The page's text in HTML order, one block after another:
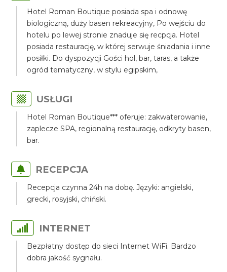
Hotel Roman Boutique posiada spa i odnowę
biologiczną, duży basen rekreacyjny, Po wejściu do
hotelu po lewej stronie znaduje się recpcja. Hotel
posiada restaurację, w której serwuje śniadania i inne
posiłki. Do dyspozycji Gości hol, bar, taras, a także
ogród tematyczny, w stylu egipskim,
USŁUGI
Hotel Roman Boutique*** oferuje: zakwaterowanie,
zaplecze SPA, regionalną restaurację, odkryty basen,
bar.
RECEPCJA
Recepcja czynna 24h na dobę. Języki: angielski,
grecki, rosyjski, chiński.
INTERNET
Bezpłatny dostęp do sieci Internet WiFi. Bardzo
dobra jakość sygnału.